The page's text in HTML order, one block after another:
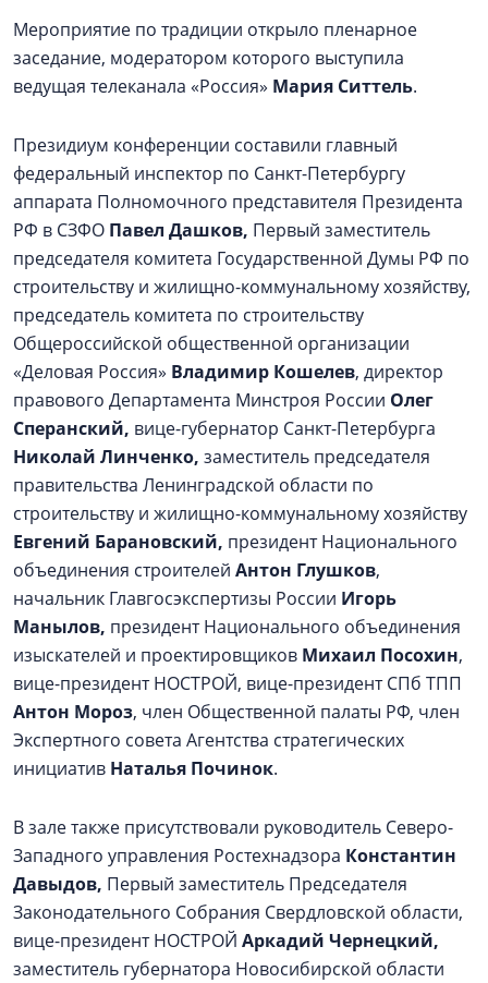
Мероприятие по традиции открыло пленарное
заседание, модератором которого выступила
ведущая телеканала «Россия» Мария Ситтель.
Президиум конференции составили главный
федеральный инспектор по Санкт-Петербургу
аппарата Полномочного представителя Президента
РФ в СЗФО Павел Дашков, Первый заместитель
председателя комитета Государственной Думы РФ по
строительству и жилищно-коммунальному хозяйству,
председатель комитета по строительству
Общероссийской общественной организации
«Деловая Россия» Владимир Кошелев, директор
правового Департамента Минстроя России Олег
Сперанский, вице-губернатор Санкт-Петербурга
Николай Линченко, заместитель председателя
правительства Ленинградской области по
строительству и жилищно-коммунальному хозяйству
Евгений Барановский, президент Национального
объединения строителей Антон Глушков,
начальник Главгосэкспертизы России Игорь
Манылов, президент Национального объединения
изыскателей и проектировщиков Михаил Посохин,
вице-президент НОСТРОЙ, вице-президент СПб ТПП
Антон Мороз, член Общественной палаты РФ, член
Экспертного совета Агентства стратегических
инициатив Наталья Починок.
В зале также присутствовали руководитель Северо-
Западного управления Ростехнадзора Константин
Давыдов, Первый заместитель Председателя
Законодательного Собрания Свердловской области,
вице-президент НОСТРОЙ Аркадий Чернецкий,
заместитель губернатора Новосибирской области